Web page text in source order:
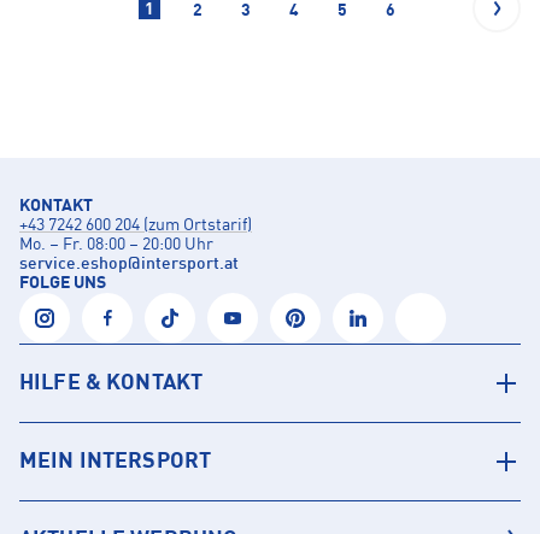
1 2 3 4 5 6
KONTAKT
+43 7242 600 204 (zum Ortstarif)
Mo. – Fr. 08:00 – 20:00 Uhr
service.eshop@intersport.at
FOLGE UNS
HILFE & KONTAKT
MEIN INTERSPORT